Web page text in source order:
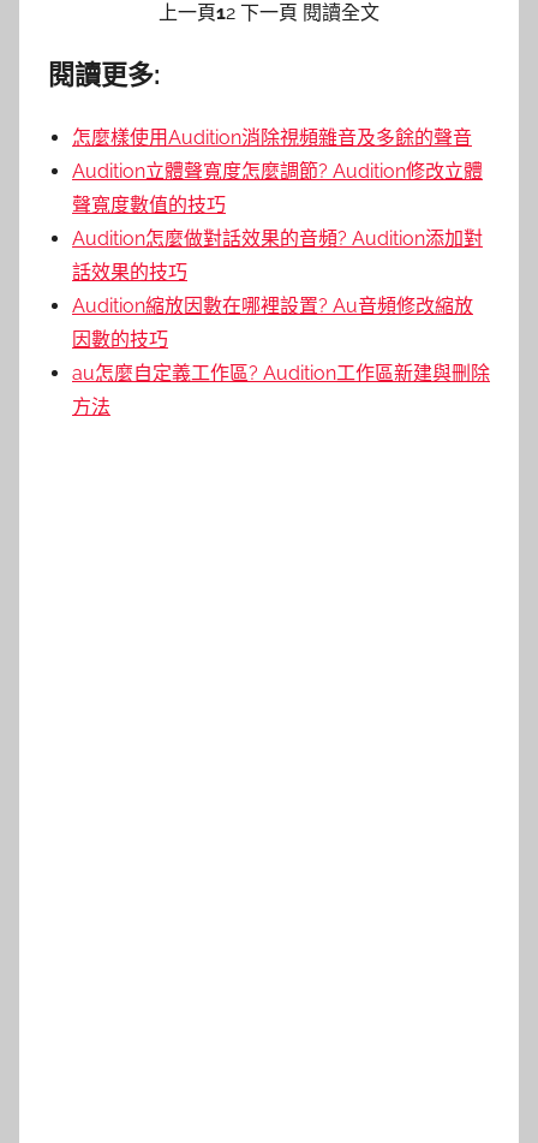
上一頁12 下一頁 閱讀全文
閱讀更多:
怎麼樣使用Audition消除視頻雜音及多餘的聲音
Audition立體聲寬度怎麼調節? Audition修改立體
聲寬度數值的技巧
Audition怎麼做對話效果的音頻? Audition添加對
話效果的技巧
Audition縮放因數在哪裡設置? Au音頻修改縮放
因數的技巧
au怎麼自定義工作區? Audition工作區新建與刪除
方法